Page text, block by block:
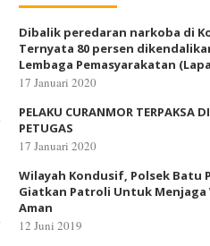
Dibalik peredaran narkoba di
Ternyata 80 persen
Lembaga Pemasyarakatan
17 Januari 2020
PELAKU CURANMOR TERPAKSA
PETUGAS
17 Januari 2020
Wilayah Kondusif, Polsek Batu
Giatkan Patroli Untuk Menjaga
Aman
12 Juni 2019